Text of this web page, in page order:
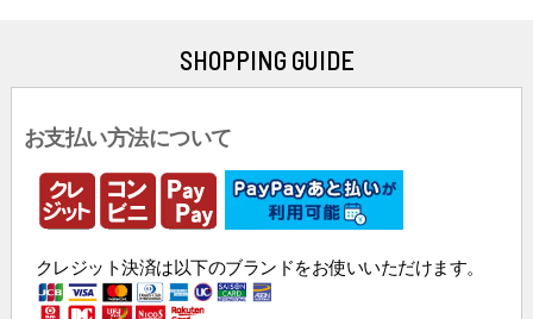
SHOPPING GUIDE
お支払い方法について
クレジット決済は以下のブランドをお使いいただけます。